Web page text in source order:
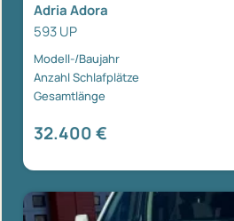
Adria Adora
593 UP
Modell-/Baujahr
Anzahl Schlafplätze
Gesamtlänge
32.400 €